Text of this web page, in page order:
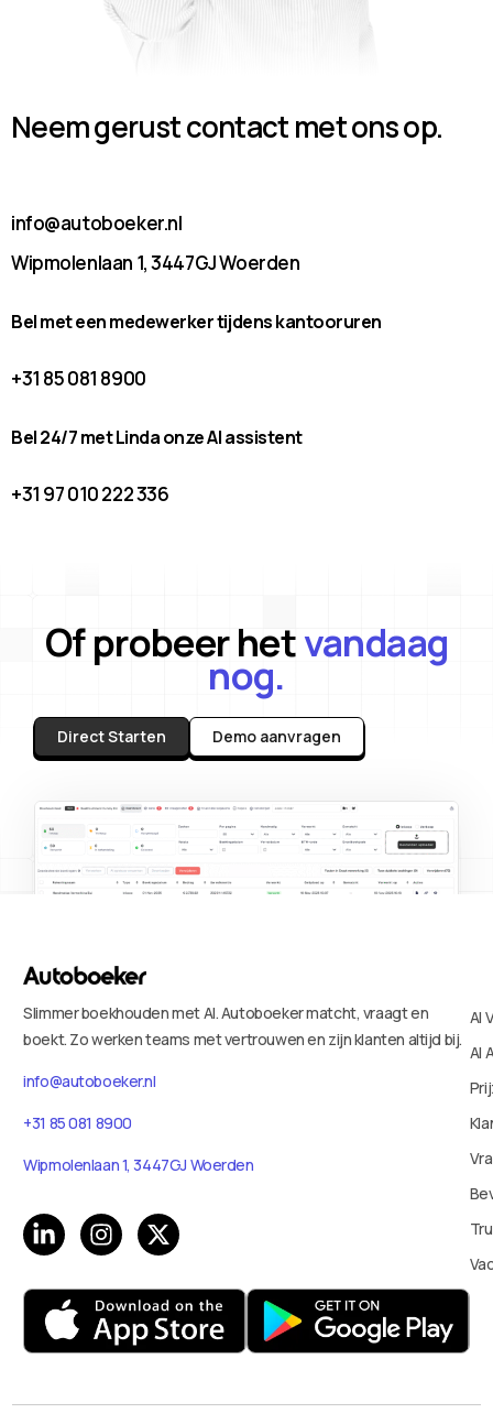
Neem gerust contact met ons op.
info@autoboeker.nl
Wipmolenlaan 1, 3447GJ Woerden
Bel met een medewerker tijdens kantooruren
+31 85 081 8900
Bel 24/7 met Linda onze AI assistent
+31 97 010 222 336
Of probeer hetvandaag
nog.
Direct Starten Demo aanvragen
Slimmer boekhouden met AI. Autoboeker matcht, vraagt en
boekt. Zo werken teams met vertrouwen en zijn klanten altijd bij.
info@autoboeker.nl
+31 85 081 8900
Wipmolenlaan 1, 3447GJ Woerden
AI
AI